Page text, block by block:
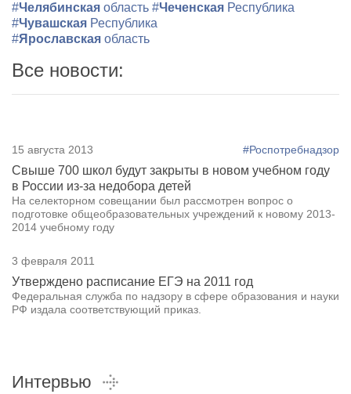
#Челябинская область #Чеченская Республика
#Чувашская Республика
#Ярославская область
Все новости:
15 августа 2013 #Роспотребнадзор
Свыше 700 школ будут закрыты в новом учебном году
в России из-за недобора детей
На селекторном совещании был рассмотрен вопрос о
подготовке общеобразовательных учреждений к новому 2013-
2014 учебному году
3 февраля 2011
Утверждено расписание ЕГЭ на 2011 год
Федеральная служба по надзору в сфере образования и науки
РФ издала соответствующий приказ.
Интервью